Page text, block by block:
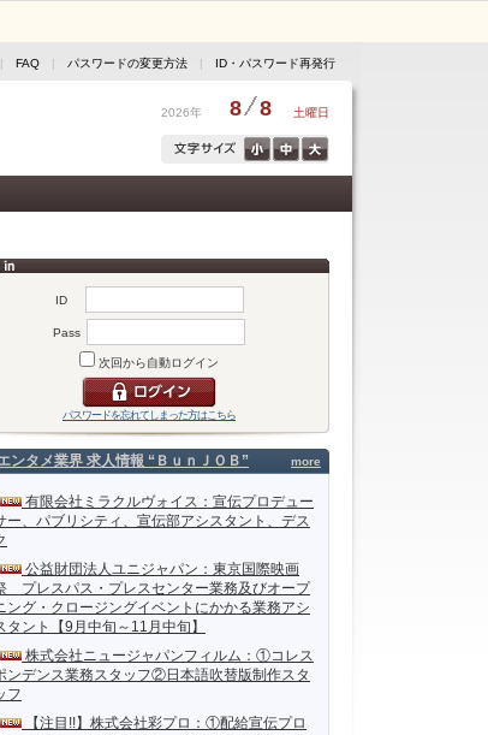
FAQ | パスワードの変更方法 | ID・パスワード再発行
2026年 8 8 土曜日
ID
Pass
次回から自動ログイン
パスワードを忘れてしまった方はこちら
more
ンタメ業界 求人情報 “ＢｕｎＪＯＢ”
有限会社ミラクルヴォイス：宣伝プロデュー
ー、パブリシティ、宣伝部アシスタント、デス
公益財団法人ユニジャパン：東京国際映画
プレスパス・プレスセンター業務及びオープ
ング・クロージングイベントにかかる業務アシ
タント【9月中旬～11月中旬】
株式会社ニュージャパンフィルム：①コレス
ンデンス業務スタッフ②日本語吹替版制作スタ
フ
【注目!!】株式会社彩プロ：①配給宣伝プロ